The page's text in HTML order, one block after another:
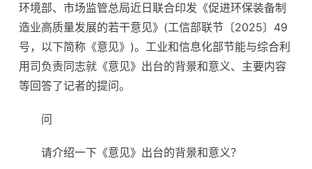
环境部、市场监管总局近日联合印发《促进环保装备制
造业高质量发展的若干意见》(工信部联节〔2025〕49
号，以下简称《意见》)。工业和信息化部节能与综合利
用司负责同志就《意见》出台的背景和意义、主要内容
等回答了记者的提问。
问
请介绍一下《意见》出台的背景和意义？